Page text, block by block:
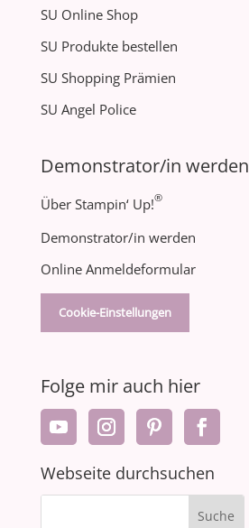
SU Online Shop
SU Produkte bestellen
SU Shopping Prämien
SU Angel Police
Demonstrator/in werden
Über Stampin‘ Up!®
Demonstrator/in werden
Online Anmeldeformular
Cookie-Einstellungen
Folge mir auch hier
Webseite durchsuchen